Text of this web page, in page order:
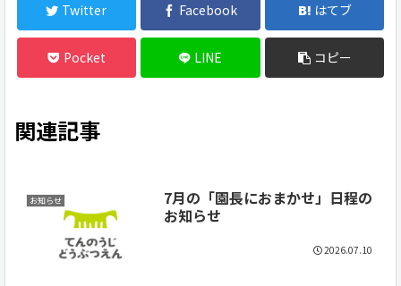
Twitter Facebook はてブ
Pocket LINE コピー
関連記事
お知らせ
7月の「園長におまかせ」日程の
お知らせ
2026.07.10